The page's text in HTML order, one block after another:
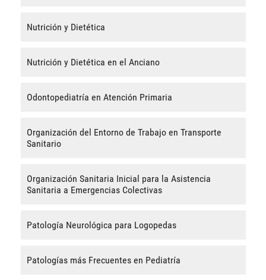
Nutrición y Dietética
Nutrición y Dietética en el Anciano
Odontopediatría en Atención Primaria
Organización del Entorno de Trabajo en Transporte
Sanitario
Organización Sanitaria Inicial para la Asistencia
Sanitaria a Emergencias Colectivas
Patología Neurológica para Logopedas
Patologías más Frecuentes en Pediatría